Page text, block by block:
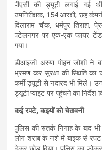
पीएसी की ड्यूटी लगाई गई
उपनिरीक्षक, 154 आरक्षी, छह
दिलाराम चौक, धर्मपुर तिराहा,
पटेलनगर पर एक-एक फायर
गया।
डीआइजी अरुण मोहन जोशी ने
भ्रमण कर सुरक्षा की स्थिति का
कर्मी ड्यूटी से नदारद भी मिले।
ड्यूटी प्वाइंट पर पहुंचने का निर्देश
कई रपटे, कइयों को चेतावनी
पुलिस की सतर्क निगाह के बाद
लोग शराब के नशे में बाइक से रपट